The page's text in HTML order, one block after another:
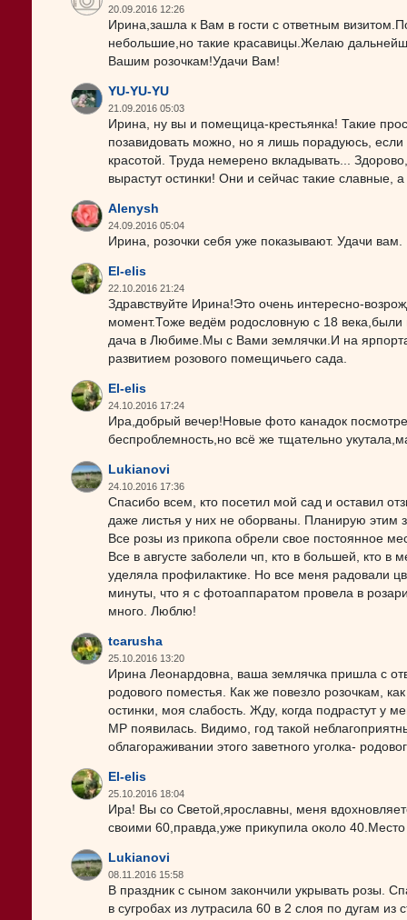
20.09.2016 12:26
Ирина,зашла к Вам в гости с ответным
небольшие,но такие красавицы.Желаю
Вашим розочкам!Удачи Вам!
YU-YU-YU
21.09.2016 05:03
Ирина, ну вы и помещица-крестьянка! Такие
позавидовать можно, но я лишь порадуюсь, если
красотой. Труда немерено вкладывать...
вырастут остинки! Они и сейчас такие славные,
Alenysh
24.09.2016 05:04
Ирина, розочки себя уже показывают. Удачи вам.
El-elis
22.10.2016 21:24
Здравствуйте Ирина!Это очень интересно-
момент.Тоже ведём родословную с 18
дача в Любиме.Мы с Вами землячки.И на
развитием розового помещичьего сада.
El-elis
24.10.2016 17:24
Ира,добрый вечер!Новые фото канадок
беспроблемность,но всё же тщательно
Lukianovi
24.10.2016 17:36
Спасибо всем, кто посетил мой сад и оставил
даже листья у них не оборваны. Планирую этим
Все розы из прикопа обрели свое постоянное
Все в августе заболели чп, кто в большей, кто
уделяла профилактике. Но все меня радовали
минуты, что я с фотоаппаратом провела в
много. Люблю!
tcarusha
25.10.2016 13:20
Ирина Леонардовна, ваша землячка пришла с
родового поместья. Как же повезло розочкам,
остинки, моя слабость. Жду, когда подрастут у
МР появилась. Видимо, год такой
облагораживании этого заветного уголка-
El-elis
25.10.2016 18:04
Ира! Вы со Светой,ярославны, меня
своими 60,правда,уже прикупила около
Lukianovi
08.11.2016 15:58
В праздник с сыном закончили укрывать розы.
в сугробах из лутрасила 60 в 2 слоя по дугам